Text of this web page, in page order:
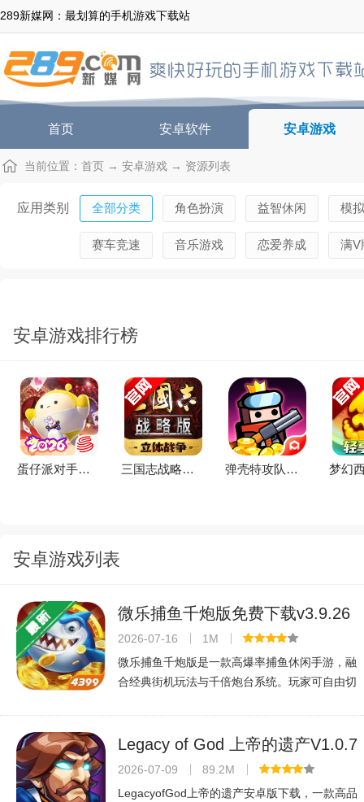
289新媒网：最划算的手机游戏下载站
首页 安卓软件 安卓游戏
当前位置： 首页 → 安卓游戏 → 资源列表
应用类别 全部分类 角色扮演 益智休闲 模
赛车竞速 音乐游戏 恋爱养成 满V
安卓游戏排行榜
蛋仔派对手游(元气零食季)下载官方正版v1.0.281官方版 三国志战略版2026官方最新版v2079.1684安卓版 弹壳特攻队手游(新赛季)下载2026最新版v4.7.0官方版
安卓游戏列表
微乐捕鱼千炮版免费下载v3.9.26
高爆率捕鱼手游
2026-07-16
1M
微乐捕鱼千炮版是一款高爆率捕鱼休闲手游，融
合经典街机玩法与千倍炮台系统。玩家可自由切
爽快，适合所有年龄段的捕鱼爱好者
Legacy of God 上帝的遗产V1.0.7
2026官方中文版
2026-07-09
89.2M
LegacyofGod上帝的遗产安卓版下载，一款高品